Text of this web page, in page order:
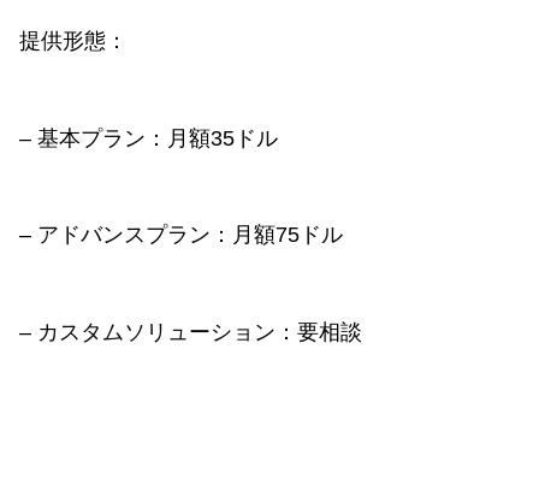
提供形態：
– 基本プラン：月額35ドル
– アドバンスプラン：月額75ドル
– カスタムソリューション：要相談